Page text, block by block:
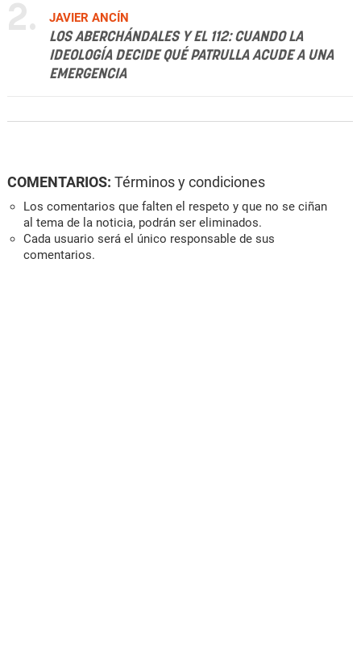
2.
JAVIER ANCÍN
LOS ABERCHÁNDALES Y EL 112: CUANDO LA
IDEOLOGÍA DECIDE QUÉ PATRULLA ACUDE A UNA
EMERGENCIA
COMENTARIOS: Términos y condiciones
Los comentarios que falten el respeto y que no se ciñan
al tema de la noticia, podrán ser eliminados.
Cada usuario será el único responsable de sus
comentarios.